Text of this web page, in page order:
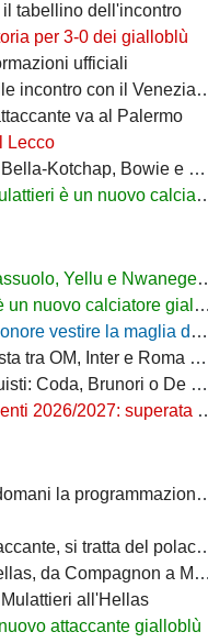
il tabellino dell'incontro
per 3-0 dei gialloblù
ufficiali
con il Venezia per Montipò
va al Palermo
Lecco
Bowie e ora Belghali"
un nuovo calciatore gialloblù
Yellu e Nwanege in prestito
nuovo calciatore gialloblù
la maglia dell'Hellas»
Roma con base fissata a 15mln"
Brunori o De Luca?"
superata quota 10mila tessere
delle prime giornate
tratta del polacco Sezonienko
Compagnon a Mulattieri"
all'Hellas
attaccante gialloblù